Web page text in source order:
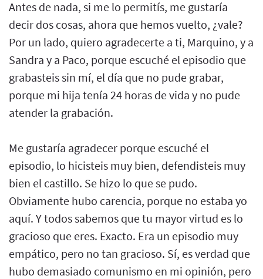
Antes de nada, si me lo permitís, me gustaría
decir dos cosas, ahora que hemos vuelto, ¿vale?
Por un lado, quiero agradecerte a ti, Marquino, y a
Sandra y a Paco, porque escuché el episodio que
grabasteis sin mí, el día que no pude grabar,
porque mi hija tenía 24 horas de vida y no pude
atender la grabación.
Me gustaría agradecer porque escuché el
episodio, lo hicisteis muy bien, defendisteis muy
bien el castillo. Se hizo lo que se pudo.
Obviamente hubo carencia, porque no estaba yo
aquí. Y todos sabemos que tu mayor virtud es lo
gracioso que eres. Exacto. Era un episodio muy
empático, pero no tan gracioso. Sí, es verdad que
hubo demasiado comunismo en mi opinión, pero